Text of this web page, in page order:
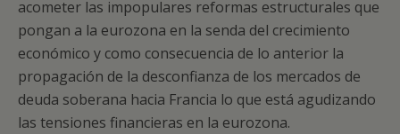
acometer las impopulares reformas estructurales que
pongan a la eurozona en la senda del crecimiento
económico y como consecuencia de lo anterior la
propagación de la desconfianza de los mercados de
deuda soberana hacia Francia lo que está agudizando
las tensiones financieras en la eurozona.